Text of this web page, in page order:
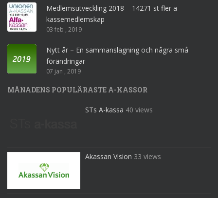
Medlemsutveckling 2018 – 14271 st fler a-
kassemedlemskap
03 feb , 2019
Nytt år – En sammanslagning och några små
förändringar
07 jan , 2019
MÅNADENS POPULÄRASTE A-KASSOR
STs A-kassa 40 views
Akassan Vision 33 views